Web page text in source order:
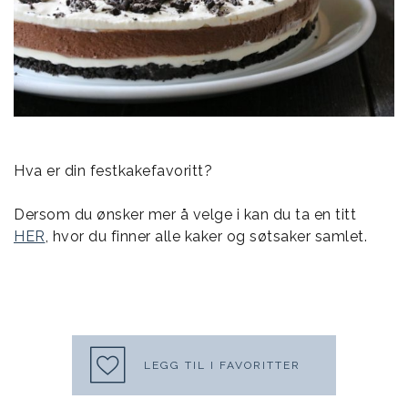
Hva er din festkakefavoritt?
Dersom du ønsker mer å velge i kan du ta en titt
HER, hvor du finner alle kaker og søtsaker samlet.
LEGG TIL I FAVORITTER